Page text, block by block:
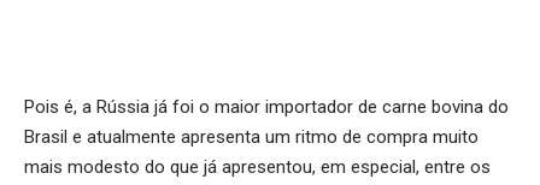
Pois é, a Rússia já foi o maior importador de carne bovina do
Brasil e atualmente apresenta um ritmo de compra muito
mais modesto do que já apresentou, em especial, entre os